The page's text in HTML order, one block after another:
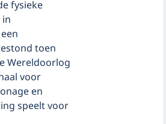
fysieke
toen
Wereldoorlog
voor
en
speelt voor